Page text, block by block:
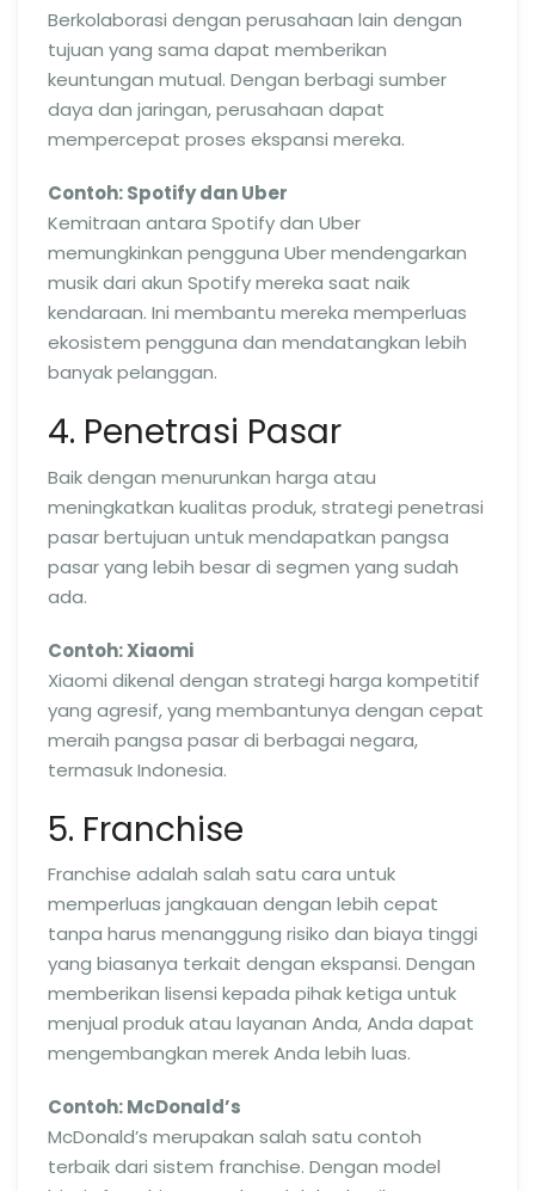
Berkolaborasi dengan perusahaan lain dengan
tujuan yang sama dapat memberikan
keuntungan mutual. Dengan berbagi sumber
daya dan jaringan, perusahaan dapat
mempercepat proses ekspansi mereka.
Contoh: Spotify dan Uber
Kemitraan antara Spotify dan Uber
memungkinkan pengguna Uber mendengarkan
musik dari akun Spotify mereka saat naik
kendaraan. Ini membantu mereka memperluas
ekosistem pengguna dan mendatangkan lebih
banyak pelanggan.
4. Penetrasi Pasar
Baik dengan menurunkan harga atau
meningkatkan kualitas produk, strategi penetrasi
pasar bertujuan untuk mendapatkan pangsa
pasar yang lebih besar di segmen yang sudah
ada.
Contoh: Xiaomi
Xiaomi dikenal dengan strategi harga kompetitif
yang agresif, yang membantunya dengan cepat
meraih pangsa pasar di berbagai negara,
termasuk Indonesia.
5. Franchise
Franchise adalah salah satu cara untuk
memperluas jangkauan dengan lebih cepat
tanpa harus menanggung risiko dan biaya tinggi
yang biasanya terkait dengan ekspansi. Dengan
memberikan lisensi kepada pihak ketiga untuk
menjual produk atau layanan Anda, Anda dapat
mengembangkan merek Anda lebih luas.
Contoh: McDonald’s
McDonald’s merupakan salah satu contoh
terbaik dari sistem franchise. Dengan model